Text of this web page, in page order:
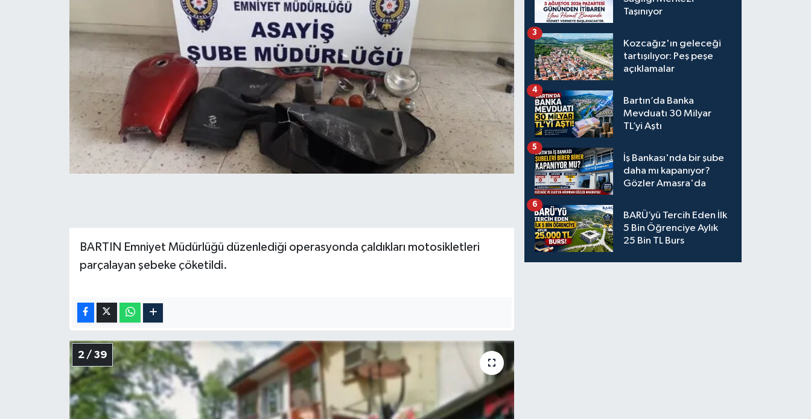
BARTIN Emniyet Müdürlüğü düzenlediği operasyonda çaldıkları motosikletleri
parçalayan şebeke çöketildi.
2 / 39
Taşınıyor
Kozcağız'ın geleceği
tartışılıyor: Peş peşe
açıklamalar
3
Bartın’da Banka
Mevduatı 30 Milyar
TL’yi Aştı
4
İş Bankası'nda bir şube
daha mı kapanıyor?
Gözler Amasra'da
5
BARÜ’yü Tercih Eden İlk
5 Bin Öğrenciye Aylık
25 Bin TL Burs
6
Yerel Yönetimler